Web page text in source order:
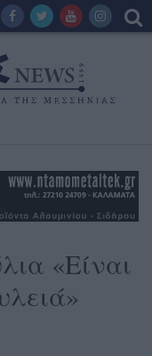
«Είναι